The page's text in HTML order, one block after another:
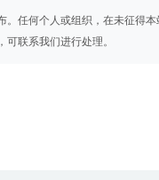
任何个人或组织，在未征得
联系我们进行处理。